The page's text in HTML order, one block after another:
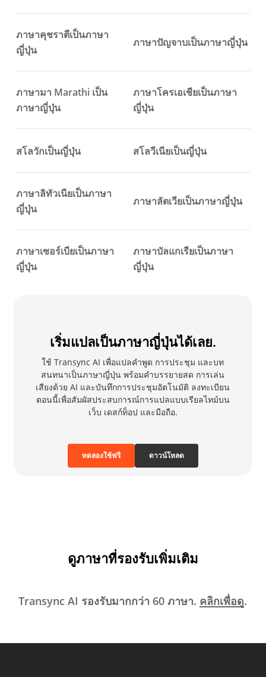
ภาษาคุชราตีเป็นภาษา
ญี่ปุ่น
ภาษาปัญจาบเป็นภาษาญี่ปุ่น
ภาษามา Marathi เป็น
ภาษาญี่ปุ่น
ภาษาโครเอเชียเป็นภาษา
ญี่ปุ่น
สโลวักเป็นญี่ปุ่น สโลวีเนียเป็นญี่ปุ่น
ภาษาลิทัวเนียเป็นภาษา
ญี่ปุ่น
ภาษาลัตเวียเป็นภาษาญี่ปุ่น
ภาษาเซอร์เบียเป็นภาษา
ญี่ปุ่น
ภาษาบัลแกเรียเป็นภาษา
ญี่ปุ่น
เริ่มแปลเป็นภาษาญี่ปุ่นได้เลย.
ใช้ Transync AI เพื่อแปลคำพูด การประชุม และบท
สนทนาเป็นภาษาญี่ปุ่น พร้อมคำบรรยายสด การเล่น
เสียงด้วย AI และบันทึกการประชุมอัตโนมัติ ลงทะเบียน
ตอนนี้เพื่อสัมผัสประสบการณ์การแปลแบบเรียลไทม์บน
เว็บ เดสก์ท็อป และมือถือ.
ทดลองใช้ฟรี ดาวน์โหลด
ดูภาษาที่รองรับเพิ่มเติม
Transync AI รองรับมากกว่า 60 ภาษา. คลิกเพื่อดู.